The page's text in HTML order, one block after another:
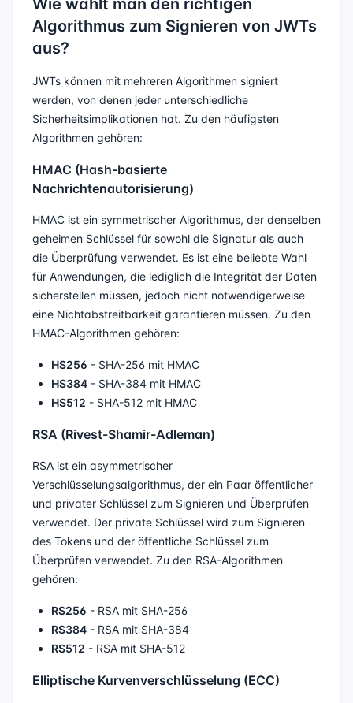
Algorithmus zum Signieren von JWTs
aus?
JWTs können mit mehreren Algorithmen signiert
werden, von denen jeder unterschiedliche
Sicherheitsimplikationen hat. Zu den häufigsten
Algorithmen gehören:
HMAC (Hash-basierte
Nachrichtenautorisierung)
HMAC ist ein symmetrischer Algorithmus, der denselben
geheimen Schlüssel für sowohl die Signatur als auch
die Überprüfung verwendet. Es ist eine beliebte Wahl
für Anwendungen, die lediglich die Integrität der Daten
sicherstellen müssen, jedoch nicht notwendigerweise
eine Nichtabstreitbarkeit garantieren müssen. Zu den
HMAC-Algorithmen gehören:
HS256 - SHA-256 mit HMAC
HS384 - SHA-384 mit HMAC
HS512 - SHA-512 mit HMAC
RSA (Rivest-Shamir-Adleman)
RSA ist ein asymmetrischer
Verschlüsselungsalgorithmus, der ein Paar öffentlicher
und privater Schlüssel zum Signieren und Überprüfen
verwendet. Der private Schlüssel wird zum Signieren
des Tokens und der öffentliche Schlüssel zum
Überprüfen verwendet. Zu den RSA-Algorithmen
gehören:
RS256 - RSA mit SHA-256
RS384 - RSA mit SHA-384
RS512 - RSA mit SHA-512
Elliptische Kurvenverschlüsselung (ECC)